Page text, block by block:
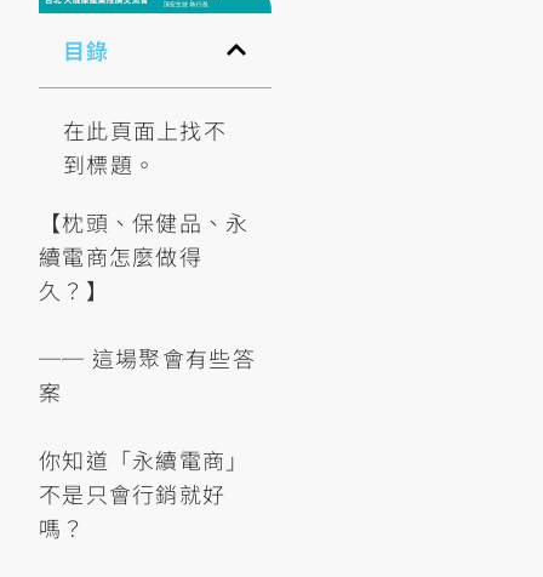
目錄
在此頁面上找不
到標題。
【枕頭、保健品、永
續電商怎麼做得
久？】
── 這場聚會有些答
案
你知道「永續電商」
不是只會行銷就好
嗎？